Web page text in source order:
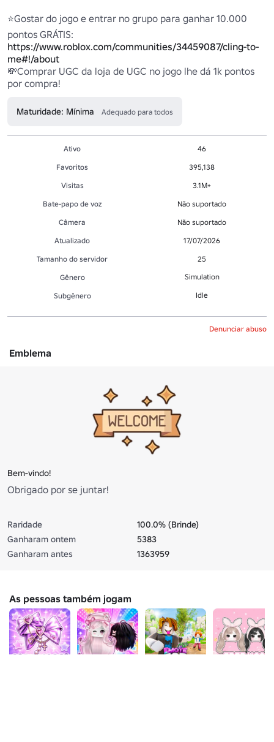
⭐Gostar do jogo e entrar no grupo para ganhar 10.000
https://www.roblox.com/communities/34459087/cling-to-
me#!/about
💸Comprar UGC da loja de UGC no jogo lhe dá 1k pontos
por compra!
Maturidade: Mínima Adequado para todos
Ativo
46
Favoritos
395,138
Visitas
3.1M+
Bate-papo de voz
Não suportado
Câmera
Não suportado
Atualizado
17/07/2026
Tamanho do servidor
25
Gênero
Simulation
Subgênero Idle
Denunciar abuso
Emblema
Bem-vindo!
Obrigado por se juntar!
Raridade
100.0% (Brinde)
Ganharam ontem
5383
Ganharam antes
1363959
As pessoas também jogam